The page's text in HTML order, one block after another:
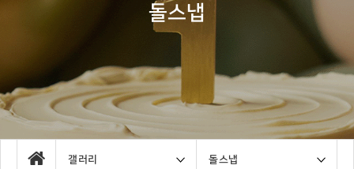
돌스냅
갤러리 돌스냅